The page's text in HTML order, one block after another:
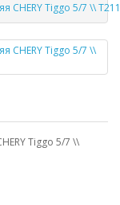
CHERY Tiggo 5/7 \\
Tiggo 5/7 \\